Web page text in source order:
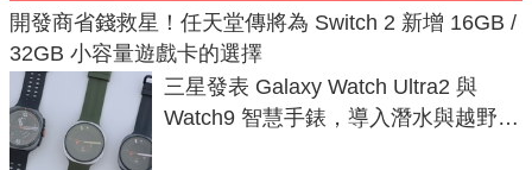
開發商省錢救星！任天堂傳將為 Switch 2 新增 16GB /
32GB 小容量遊戲卡的選擇
三星發表 Galaxy Watch Ultra2 與
Watch9 智慧手錶，導入潛水與越野跑